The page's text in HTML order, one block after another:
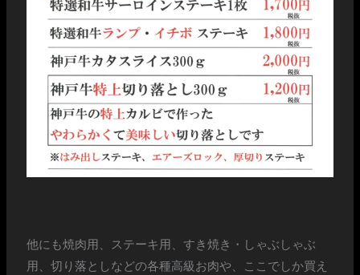
他にも焼肉用、ステーキ用、すき焼き・しゃぶしゃぶ
用、切り落としなどの各種高級お肉や、ここでしか買え